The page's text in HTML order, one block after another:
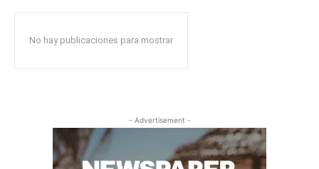
No hay publicaciones para mostrar
- Advertisement -